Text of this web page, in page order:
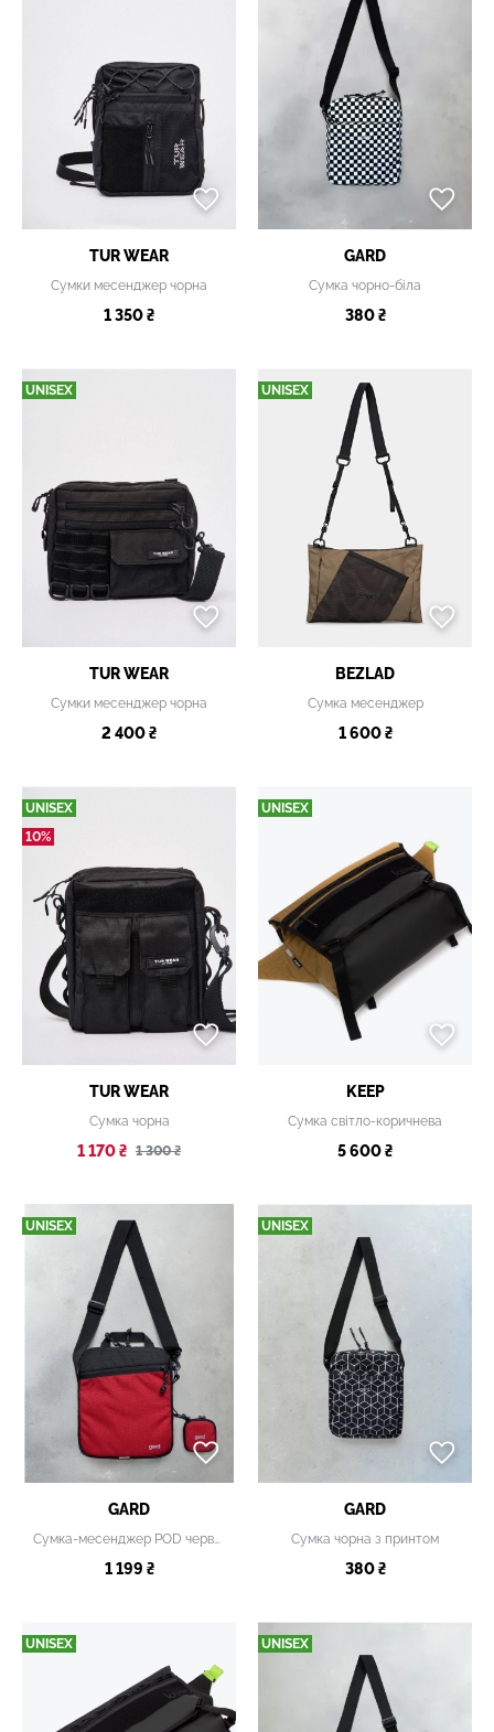
TUR WEAR
Сумки месенджер чорна
1 350 ₴
GARD
Сумка чорно-біла
380 ₴
UNISEX
TUR WEAR
Сумки месенджер чорна
2 400 ₴
UNISEX
BEZLAD
Сумка месенджер
1 600 ₴
UNISEX
10%
TUR WEAR
Сумка чорна
1 170 ₴ 1 300 ₴
UNISEX
KEEP
Сумка світло-коричнева
5 600 ₴
UNISEX
GARD
Сумка-месенджер POD червона
1 199 ₴
UNISEX
GARD
Сумка чорна з принтом
380 ₴
UNISEX UNISEX